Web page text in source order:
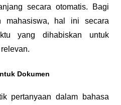
secara otomatis. Bagi
mahasiswa, hal ini secara
yang dihabiskan untuk
Dokumen
pertanyaan dalam bahasa